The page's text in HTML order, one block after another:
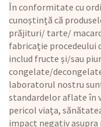
În conformitate cu
cunoștință că
prăjituri/ tarte/
fabricație procedeului
includ fructe și/sau
congelate/
laboratorul nostru
standardelor aflate în
pericol viața,
impact negativ asupra